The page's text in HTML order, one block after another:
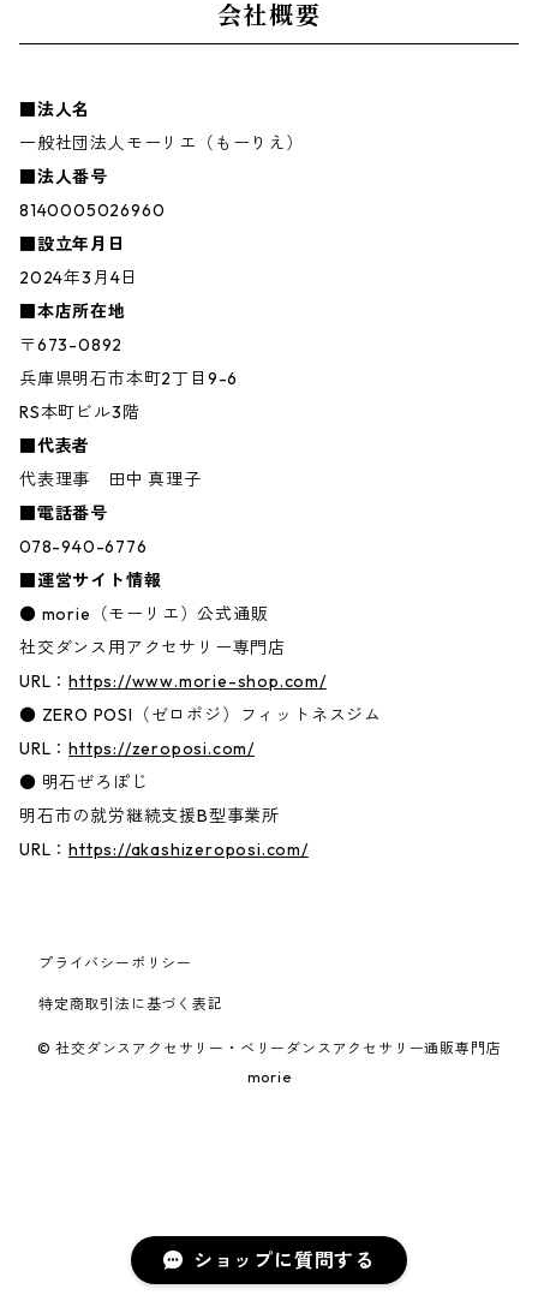
ショップに質問する
会社概要
■法人名
一般社団法人モーリエ（もーりえ）
■法人番号
8140005026960
■設立年月日
2024年3月4日
■本店所在地
〒673-0892
兵庫県明石市本町2丁目9-6
RS本町ビル3階
■代表者
代表理事 田中 真理子
■電話番号
078-940-6776
■運営サイト情報
● morie（モーリエ）公式通販
社交ダンス用アクセサリー専門店
URL：https://www.morie-shop.com/
● ZERO POSI（ゼロポジ）フィットネスジム
URL：https://zeroposi.com/
● 明石ぜろぽじ
明石市の就労継続支援B型事業所
URL：https://akashizeroposi.com/
プライバシーポリシー
特定商取引法に基づく表記
© 社交ダンスアクセサリー・ベリーダンスアクセサリー通販専門店
morie